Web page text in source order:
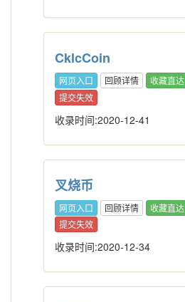
CklcCoin
网页入口 回顾详情
收藏直达
提交失效
收录时间:2020-12-41
叉烧币
网页入口 回顾详情
收藏直达
提交失效
收录时间:2020-12-34